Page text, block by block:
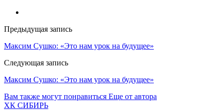
Предыдущая запись
Максим Сушко: «Это нам урок на будущее»
Следующая запись
Максим Сушко: «Это нам урок на будущее»
Вам также могут понравиться Еще от автора
ХК СИБИРЬ